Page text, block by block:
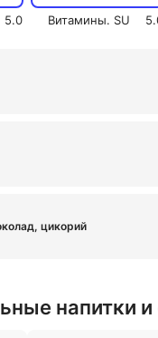
5.0
Витамины. SU
цикорий
напитки и